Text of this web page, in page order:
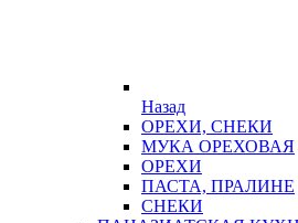
Назад
ОРЕХИ, СНЕКИ
МУКА ОРЕХОВАЯ
ОРЕХИ
ПАСТА, ПРАЛИНЕ
СНЕКИ